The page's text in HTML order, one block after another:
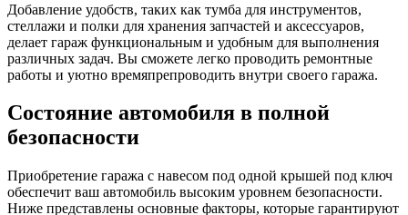
Добавление удобств, таких как тумба для инструментов,
стеллажи и полки для хранения запчастей и аксессуаров,
делает гараж функциональным и удобным для выполнения
различных задач. Вы сможете легко проводить ремонтные
работы и уютно времяпрепроводить внутри своего гаража.
Состояние автомобиля в полной
безопасности
Приобретение гаража с навесом под одной крышей под ключ
обеспечит ваш автомобиль высоким уровнем безопасности.
Ниже представлены основные факторы, которые гарантируют